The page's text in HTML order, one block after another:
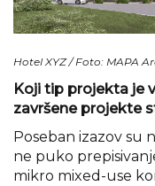
Hotel XYZ / Foto: MAPA
Koji tip projekta je
završene projekte
Poseban izazov su
ne puko
mikro mixed-use